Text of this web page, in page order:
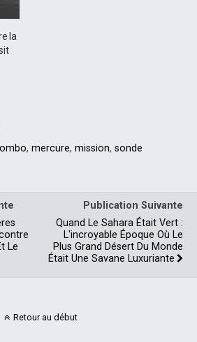
la
, mercure, mission, sonde
Le
Publication Suivante
Quand Le Sahara Était Vert :
L'incroyable Époque Où Le
Plus Grand Désert Du Monde
Était Une Savane Luxuriante
Retour au début